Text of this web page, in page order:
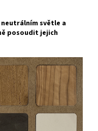
světle a
posoudit jejich